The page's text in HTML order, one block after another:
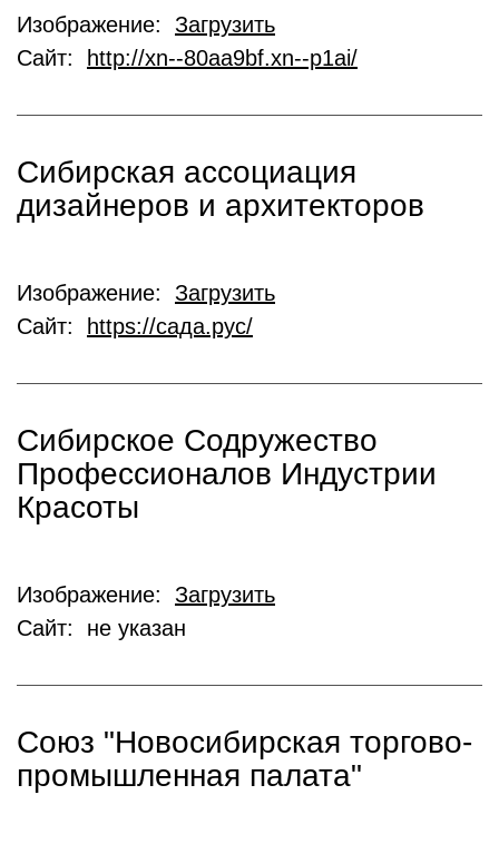
Изображение: Загрузить
Сайт:
http://xn--80aa9bf.xn--p1ai/
Сибирская ассоциация
дизайнеров и архитекторов
Изображение: Загрузить
Сайт:
https://сада.рус/
Сибирское Содружество
Профессионалов Индустрии
Красоты
Изображение: Загрузить
Сайт: не указан
Союз "Новосибирская торгово-
промышленная палата"